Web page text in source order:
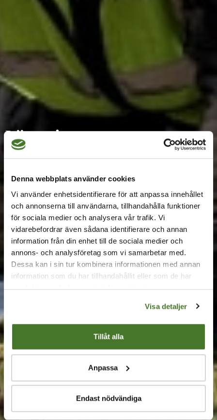
Denna webbplats använder cookies
Vi använder enhetsidentifierare för att anpassa innehållet
och annonserna till användarna, tillhandahålla funktioner
för sociala medier och analysera vår trafik. Vi
vidarebefordrar även sådana identifierare och annan
information från din enhet till de sociala medier och
annons- och analysföretag som vi samarbetar med.
Dessa kan i sin tur kombinera informationen med annan
information som du har tillhandahållit eller som de har
Visa detaljer
Tillåt alla
Anpassa
Endast nödvändiga
Läggning av papp samt
montage av sedum på
30m2
Sedumtak, och andra gröna tak, har ett flertal
fördelar. För det första är de gröna taken väldigt
fina att se på med sina växter med färgskiftningar
samt blommor i olika färgnyanser. Ytterligare två
fördelar med sedumtak och gröna tak är att de
minskar avrinningen av vatten från taket samt att